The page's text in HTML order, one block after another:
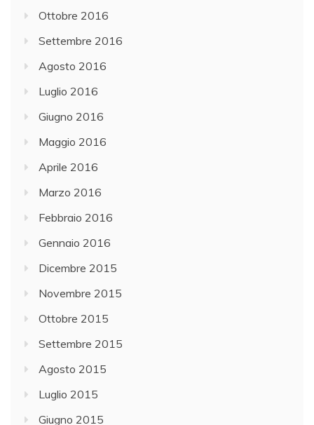
Ottobre 2016
Settembre 2016
Agosto 2016
Luglio 2016
Giugno 2016
Maggio 2016
Aprile 2016
Marzo 2016
Febbraio 2016
Gennaio 2016
Dicembre 2015
Novembre 2015
Ottobre 2015
Settembre 2015
Agosto 2015
Luglio 2015
Giugno 2015